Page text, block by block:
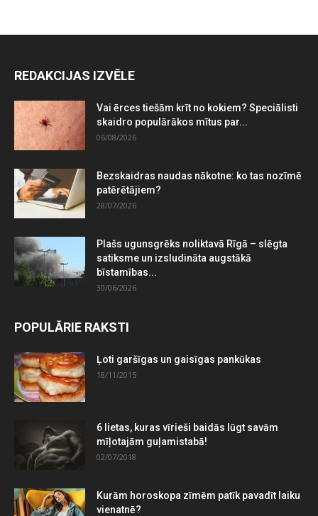
REDAKCIJAS IZVĒLE
Vai ērces tiešām krīt no kokiem? Speciālisti
skaidro populārākos mītus par...
06/08/2026
Bezskaidras naudas nākotne: ko tas nozīmē
patērētājiem?
28/07/2026
Plašs ugunsgrēks noliktavā Rīgā – slēgta
satiksme un izsludināta augstākā
bīstamības...
30/06/2026
POPULĀRIE RAKSTI
Ļoti garšīgas un gaisīgas pankūkas
18/11/2015
6 lietas, kuras vīrieši baidās lūgt savām
mīļotajām guļamistabā!
02/07/2018
Kurām horoskopa zīmēm patīk pavadīt laiku
vienatnē?